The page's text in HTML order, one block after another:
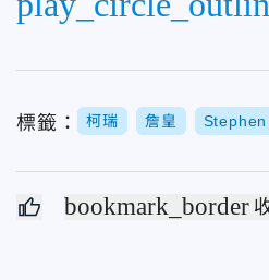
標籤： 柯瑞 詹皇
bookmark_border